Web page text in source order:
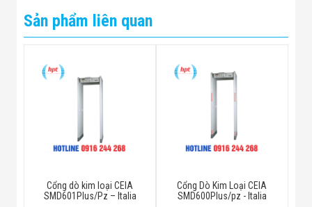
Sản phẩm liên quan
Cổng dò kim loại CEIA
SMD601Plus/Pz – Italia
Cổng Dò Kim Loại CEIA
SMD600Plus/pz - Italia